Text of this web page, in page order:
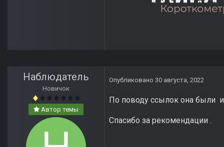
Наблюдатель
Новичок
Автор темы
Опубликовано 30 августа, 2022
По поводу ссылок она были
Спасибо за рекомендации .